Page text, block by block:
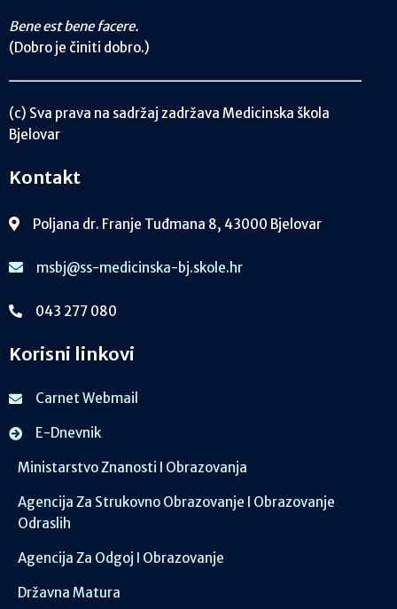
Bene est bene facere.
(Dobro je činiti dobro.)
(c) Sva prava na sadržaj zadržava Medicinska škola
Bjelovar
Kontakt
Poljana dr. Franje Tuđmana 8, 43000 Bjelovar
msbj@ss-medicinska-bj.skole.hr
043 277 080
Korisni linkovi
Carnet Webmail
E-Dnevnik
Ministarstvo Znanosti I Obrazovanja
Agencija Za Strukovno Obrazovanje I Obrazovanje
Odraslih
Agencija Za Odgoj I Obrazovanje
Državna Matura